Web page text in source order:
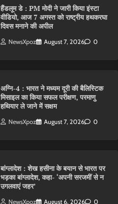
हैंडलूम डे : PM मोदी ने जारी किया इंस्टा
वीडियो, आज 7 अगस्त को राष्ट्रीय हथकरघा
दिवस मनाने की अपील
NewsXpoz August 7, 2026 0
अग्नि-4 : भारत ने मध्यम दूरी की बैलिस्टिक
मिसाइल का किया सफल परीक्षण, परमाणु
हथियार ले जाने में सक्षम
NewsXpoz August 7, 2026 0
बांग्लादेश : शेख हसीना के बयान से भारत पर
भड़का बांग्लादेश, कहा- ‘अपनी सरजमीं से न
उगलवाएं जहर’
NewsXpoz August 6, 2026 0